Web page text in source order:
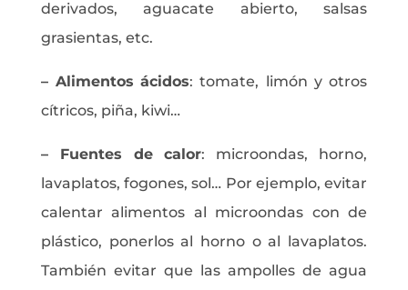
derivados, aguacate abierto, salsas
grasientas, etc.
– Alimentos ácidos: tomate, limón y otros
cítricos, piña, kiwi…
– Fuentes de calor: microondas, horno,
lavaplatos, fogones, sol… Por ejemplo, evitar
calentar alimentos al microondas con de
plástico, ponerlos al horno o al lavaplatos.
También evitar que las ampolles de agua